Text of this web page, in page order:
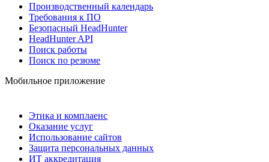
Производственный календарь
Требования к ПО
Безопасный HeadHunter
HeadHunter API
Поиск работы
Поиск по резюме
Мобильное приложение
Этика и комплаенс
Оказание услуг
Использование сайтов
Защита персональных данных
ИТ аккредитация